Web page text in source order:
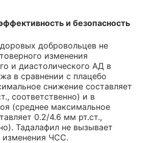
и безопасность
добровольцев не
изменения
и диастолического АД в
в сравнении с плацебо
снижение составляет
соответственно) и в
(среднее максимальное
0.2/4.6 мм рт.ст.,
Тадалафил не вызывает
изменения ЧСС.